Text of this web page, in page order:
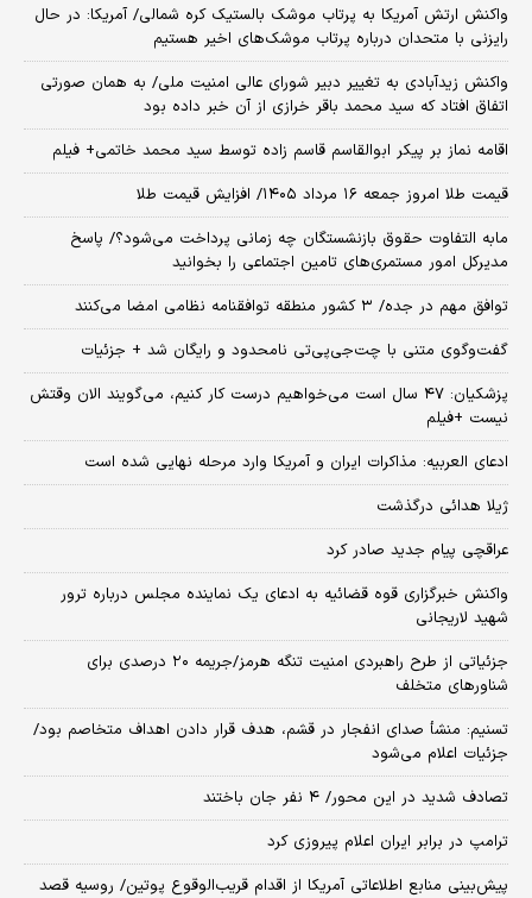
واکنش ارتش آمریکا به پرتاب موشک بالستیک کره شمالی/ آمریکا: در حال
رایزنی با متحدان درباره پرتاب موشک‌های اخیر هستیم
واکنش زیدآبادی به تغییر دبیر شورای عالی امنیت ملی/ به همان صورتی
اتفاق افتاد که سید محمد باقر خرازی از آن خبر داده بود
اقامه نماز بر پیکر ابوالقاسم قاسم زاده توسط سید محمد خاتمی+ فیلم
قیمت طلا امروز جمعه ۱۶ مرداد ۱۴۰۵/ افزایش قیمت طلا
مابه التفاوت حقوق بازنشستگان چه زمانی پرداخت می‌شود؟/ پاسخ
مدیرکل امور مستمری‌های تامین اجتماعی را بخوانید
توافق مهم در جده/ ۳ کشور منطقه توافقنامه نظامی امضا می‌کنند
گفت‌وگوی متنی با چت‌جی‌پی‌تی نامحدود و رایگان شد + جزئیات
پزشکیان: ۴۷ سال است می‌خواهیم درست کار کنیم، می‌گویند الان وقتش
نیست +فیلم
ادعای العربیه: مذاکرات ایران و آمریکا وارد مرحله نهایی شده است
ژیلا هدائی درگذشت
عراقچی پیام جدید صادر کرد
واکنش خبرگزاری قوه قضائیه به ادعای یک نماینده مجلس درباره ترور
شهید لاریجانی
جزئیاتی از طرح راهبردی امنیت تنگه هرمز/جریمه ۲۰ درصدی برای
شناورهای متخلف
تسنیم: منشأ صدای انفجار در قشم، هدف قرار دادن اهداف متخاصم بود/
جزئیات اعلام می‌شود
تصادف شدید در این محور/ ۴ نفر جان باختند
ترامپ در برابر ایران اعلام پیروزی کرد
پیش‌بینی منابع اطلاعاتی آمریکا از اقدام قریب‌الوقوع پوتین/ روسیه قصد